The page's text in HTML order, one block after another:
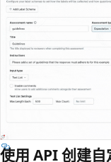
使用 API 创建自